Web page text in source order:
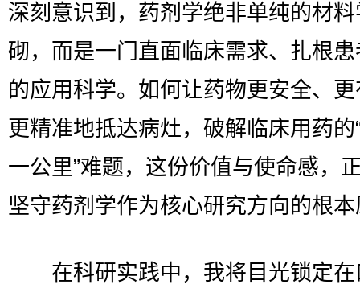
深刻意识到，药剂学绝非单纯的材
砌，而是一门直面临床需求、扎根
的应用科学。如何让药物更安全、
更精准地抵达病灶，破解临床用药的
一公里”难题，这份价值与使命感，
坚守药剂学作为核心研究方向的根
在科研实践中，我将目光锁定在